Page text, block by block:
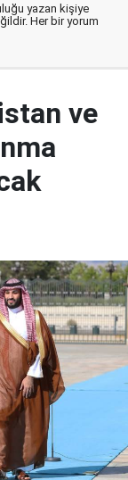
yazan kişiye
Her bir yorum
ve